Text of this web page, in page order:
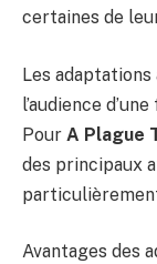
certaines de
Les
l’audience
Pour A Plague
des principaux
Avantages des